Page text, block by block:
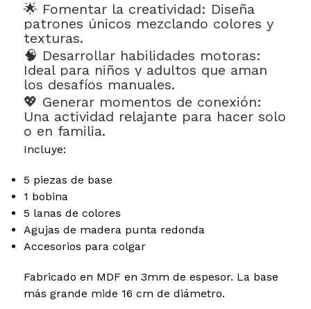
🌟 Fomentar la creatividad: Diseña
patrones únicos mezclando colores y
texturas.
🧠 Desarrollar habilidades motoras:
Ideal para niños y adultos que aman
los desafíos manuales.
💖 Generar momentos de conexión:
Una actividad relajante para hacer solo
o en familia.
Incluye:
5 piezas de base
1 bobina
5 lanas de colores
Agujas de madera punta redonda
Accesorios para colgar
Fabricado en MDF en 3mm de espesor. La base
más grande mide 16 cm de diámetro.